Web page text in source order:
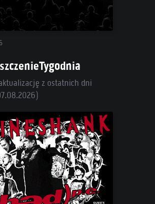
z ostatnich dni